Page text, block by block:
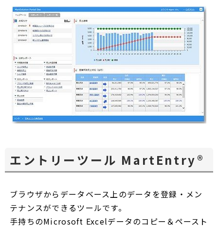
エントリーツール MartEntry®
ブラウザからデータベース上のデータを登録・メン
テナンスができるツールです。
手持ちのMicrosoft Excelデータのコピー＆ペースト